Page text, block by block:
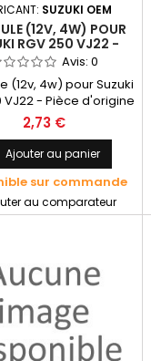
SUZUKI OEM
(12V, 4W) POUR
RGV 250 VJ22 -
D'ORIGINE SUZUKI
OEM
Avis:0
(12v, 4w) pour Suzuki
VJ22 - Pièce d'origine
SUZUKI OEM
2,73 €
Ajouter au panier
sur commande
au comparateur